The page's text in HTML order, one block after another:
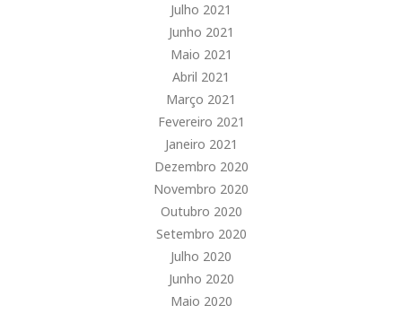
Julho 2021
Junho 2021
Maio 2021
Abril 2021
Março 2021
Fevereiro 2021
Janeiro 2021
Dezembro 2020
Novembro 2020
Outubro 2020
Setembro 2020
Julho 2020
Junho 2020
Maio 2020